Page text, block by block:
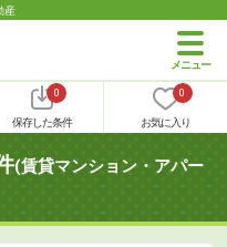
産
0
保存した条件
0
お気に入り
(賃貸マンション・アパー